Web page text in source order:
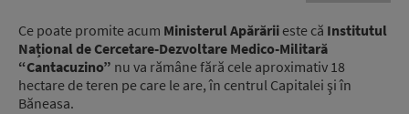
Ce poate promite acum Ministerul Apărării este că Institutul
Național de Cercetare-Dezvoltare Medico-Militară
“Cantacuzino” nu va rămâne fără cele aproximativ 18
hectare de teren pe care le are, în centrul Capitalei şi în
Băneasa.